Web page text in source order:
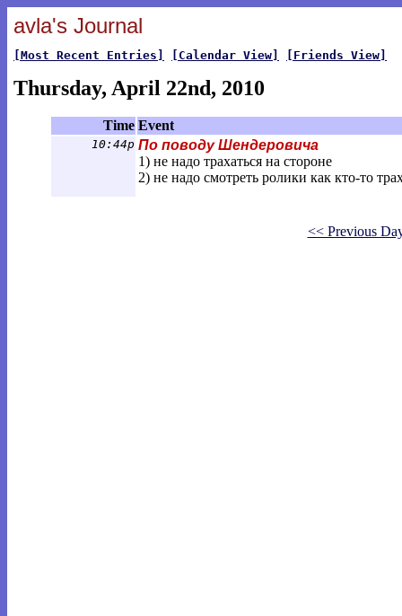
avla's Journal
[Most Recent Entries] [Calendar View] [Friends View]
Thursday, April 22nd, 2010
Time Event
10:44p По поводу Шендеровича
1) не надо трахаться на стороне
2) не надо смотреть ролики как кто-то
<< Previous